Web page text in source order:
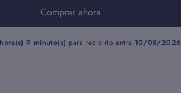
Comprar ahora
9 minuto(s) para recibirlo entre 10/08/2026